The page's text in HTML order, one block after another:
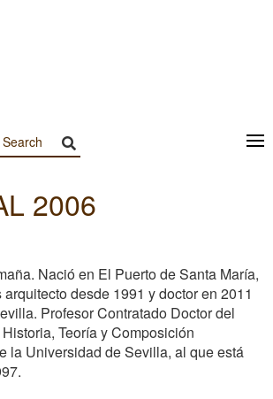
Dropdown
2006
Nació en El Puerto de Santa María,
desde 1991 y doctor en 2011
Profesor Contratado Doctor del
Teoría y Composición
la Universidad de Sevilla, al que está